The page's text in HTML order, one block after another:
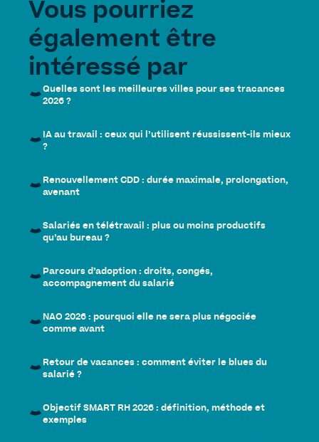
Vous pourriez
également être
intéressé par
Quelles sont les meilleures villes pour ses tracances
2026 ?
IA au travail : ceux qui l’utilisent réussissent-ils mieux
?
Renouvellement CDD : durée maximale, prolongation,
avenant
Salariés en télétravail : plus ou moins productifs
qu’au bureau ?
Parcours d’adoption : droits, congés,
accompagnement du salarié
NAO 2026 : pourquoi elle ne sera plus négociée
comme avant
Retour de vacances : comment éviter le blues du
salarié ?
Objectif SMART RH 2026 : définition, méthode et
exemples